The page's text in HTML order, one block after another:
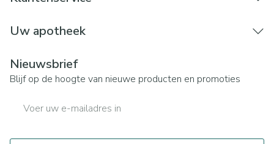
Uw apotheek
Nieuwsbrief
Blijf op de hoogte van nieuwe producten en promoties